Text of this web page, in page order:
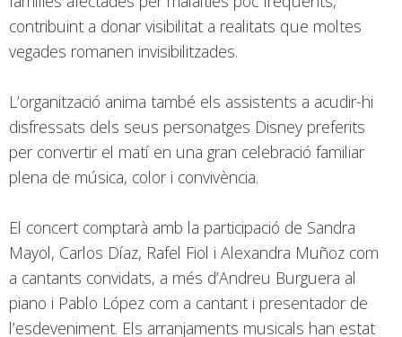
contribuint a donar visibilitat a realitats que moltes
vegades romanen invisibilitzades.
L’organització anima també els assistents a acudir-hi
disfressats dels seus personatges Disney preferits
per convertir el matí en una gran celebració familiar
plena de música, color i convivència.
El concert comptarà amb la participació de Sandra
Mayol, Carlos Díaz, Rafel Fiol i Alexandra Muñoz com
a cantants convidats, a més d’Andreu Burguera al
piano i Pablo López com a cantant i presentador de
l’esdeveniment. Els arranjaments musicals han estat